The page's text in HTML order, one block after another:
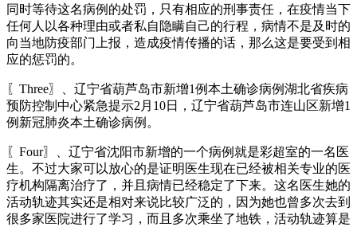
同时等待这名病例的处罚，只有相应的刑事责任，在疫情当下
任何人以各种理由或者私自隐瞒自己的行程，病情不是及时的
向当地防疫部门上报，造成疫情传播的话，那么这是要受到相
应的惩罚的。
〖Three〗、辽宁省葫芦岛市新增1例本土确诊病例湖北省疾病
预防控制中心紧急提示2月10日，辽宁省葫芦岛市连山区新增1
例新冠肺炎本土确诊病例。
〖Four〗、辽宁省沈阳市新增的一个病例就是彩超室的一名医
生。不过大家可以放心的是证明医生现在已经被相关专业的医
疗机构隔离治疗了，并且病情已经稳定了下来。这名医生她的
活动轨迹其实还是相对来说比较广泛的，因为她也曾多次去到
很多家医院进行了学习，而且多次乘坐了地铁，活动轨迹算是